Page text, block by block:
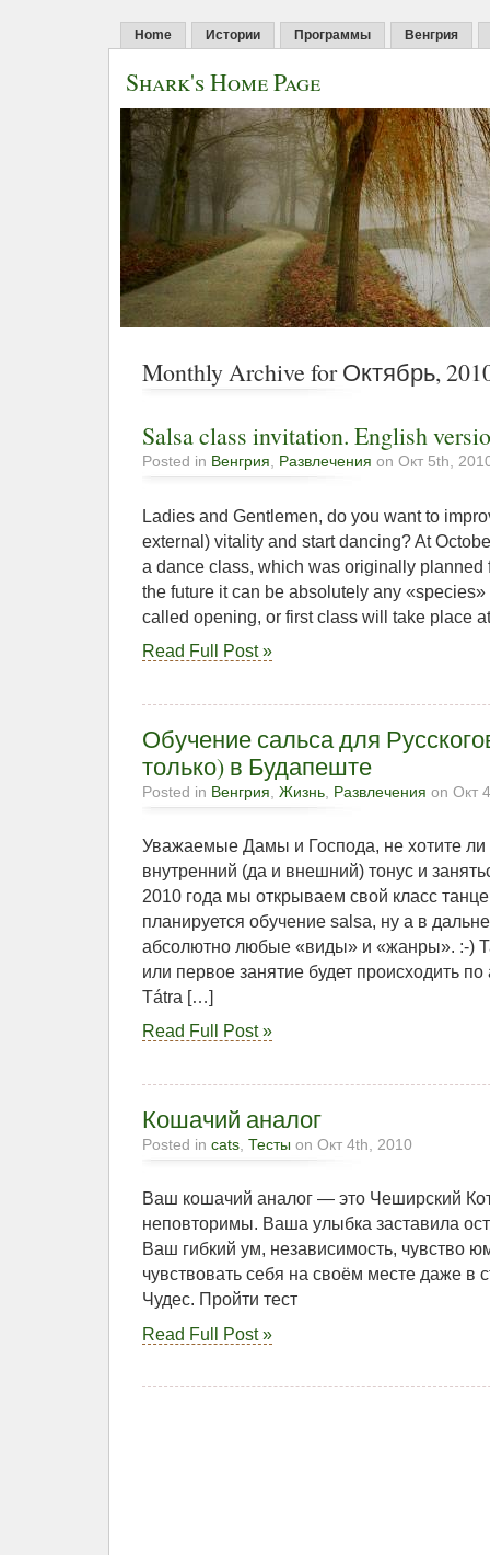
Home Истории Программы Венгрия
Shark's Home Page
Monthly Archive for Октябрь,
Salsa class invitation. English
Posted in Венгрия, Развлечения on Окт 5th,
Ladies and Gentlemen, do you want to
external) vitality and start dancing? At
a dance class, which was originally
the future it can be absolutely any
called opening, or first class will take place
Read Full Post »
Обучение сальса для
только) в Будапеште
Posted in Венгрия Жизнь Развлечения on Окт
Уважаемые Дамы и Господа, не хотите ли
внутренний (да и внешний) тонус и
2010 года мы открываем свой класс
планируется обучение salsa, ну а в
абсолютно любые «виды» и «жанры». :-)
или первое занятие будет происходить
Tátra […]
Read Full Post »
Кошачий аналог
Posted in cats Тесты on Окт 4th, 2010
Ваш кошачий аналог — это Чеширский
неповторимы. Ваша улыбка заставила
Ваш гибкий ум, независимость, чувство
чувствовать себя на своём месте даже в
Чудес. Пройти тест
Read Full Post »